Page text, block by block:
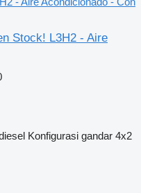
Stock! L3H2 - Aire
Konfigurasi gandar 4x2